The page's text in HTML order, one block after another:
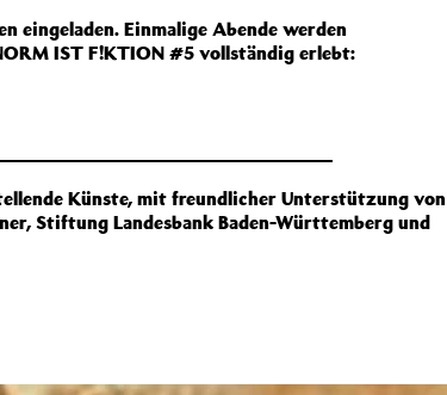
eingeladen. Einmalige Abende werden
IST F!KTION #5 vollständig erlebt:
Künste, mit freundlicher Unterstützung von
Stiftung Landesbank Baden-Württemberg und